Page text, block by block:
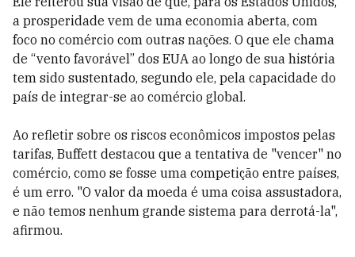
a prosperidade vem de uma economia aberta, com
foco no comércio com outras nações. O que ele chama
de “vento favorável” dos EUA ao longo de sua história
tem sido sustentado, segundo ele, pela capacidade do
país de integrar-se ao comércio global.
Ao refletir sobre os riscos econômicos impostos pelas
tarifas, Buffett destacou que a tentativa de "vencer" no
comércio, como se fosse uma competição entre países,
é um erro. "O valor da moeda é uma coisa assustadora,
e não temos nenhum grande sistema para derrotá-la",
afirmou.